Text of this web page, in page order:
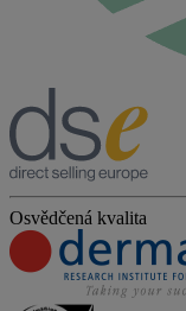
Osvědčená kvalita